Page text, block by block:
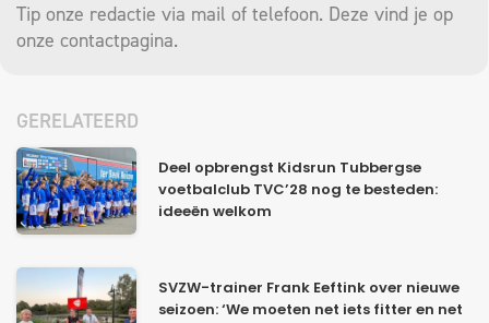
Tip onze redactie via mail of telefoon. Deze vind je op
onze contactpagina.
GERELATEERD
Deel opbrengst Kidsrun Tubbergse
voetbalclub TVC’28 nog te besteden:
ideeën welkom
SVZW-trainer Frank Eeftink over nieuwe
seizoen: ‘We moeten net iets fitter en net